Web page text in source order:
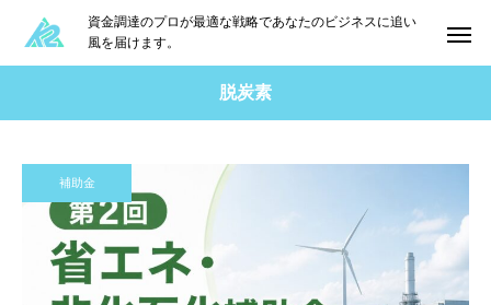
資金調達のプロが最適な戦略であなたのビジネスに追い
風を届けます。
脱炭素
補助金